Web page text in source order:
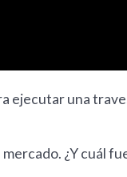
ejecutar una
¿Y cuál